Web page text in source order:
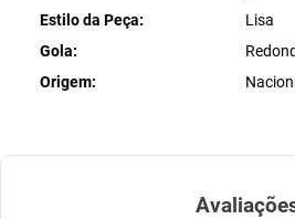
Estilo da Peça
Lisa
Gola
Origem